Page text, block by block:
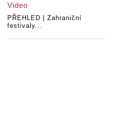
Video
PŘEHLED | Zahraniční
festivaly...